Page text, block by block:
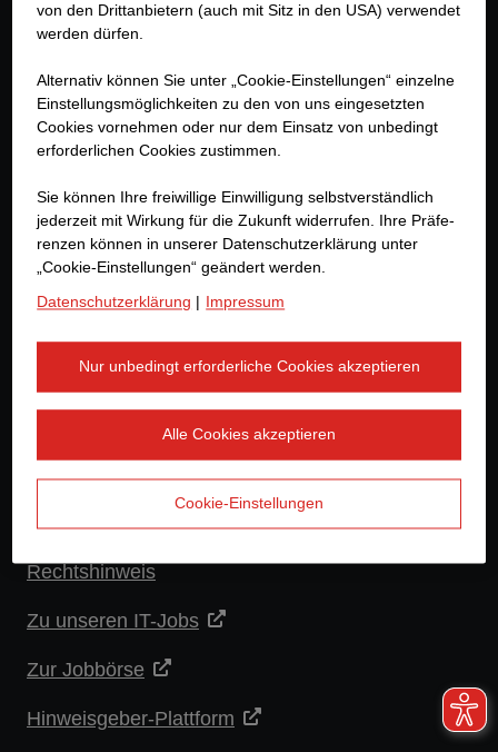
Kontakt
STRABAG SE
Donau-City-Str. 9
1220 Wien
Österreich
+43 1 22422-0
karriere@strabag.com
Weitere Links
Warnung vor gefälschten Stellenangeboten
Datenschutzerklärung
Impressum
Rechtshinweis
Zu unseren IT-Jobs
Zur Jobbörse
Hinweisgeber-Plattform
von den Drittanbietern (auch mit Sitz in den USA) verwendet
werden dürfen.
Alternativ können Sie unter „Cookie-Einstellungen“ einzelne
Einstellungsmöglichkeiten zu den von uns eingesetzten
Cookies vornehmen oder nur dem Einsatz von unbedingt
erforderlichen Cookies zustimmen.
Sie können Ihre freiwillige Einwilligung selbstverständlich
jederzeit mit Wirkung für die Zukunft widerrufen. Ihre Prä­fe­
renzen können in unserer Datenschutzerklärung unter
„Cookie-Einstellungen“ geändert werden.
Datenschutzerklärung | Impressum
Nur unbedingt erforderliche Cookies akzeptieren
Alle Cookies akzeptieren
Cookie-Einstellungen